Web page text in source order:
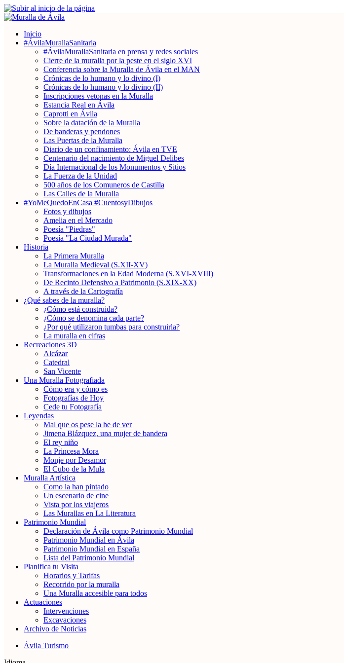
Inicio
#ÁvilaMurallaSanitaria
#ÁvilaMurallaSanitaria en prensa y redes sociales
Cierre de la muralla por la peste en el siglo XVI
Conferencia sobre la Muralla de Ávila en el MAN
Crónicas de lo humano y lo divino (I)
Crónicas de lo humano y lo divino (II)
Inscripciones vetonas en la Muralla
Estancia Real en Ávila
Caprotti en Ávila
Sobre la datación de la Muralla
De banderas y pendones
Las Puertas de la Muralla
Diario de un confinamiento: Ávila en TVE
Centenario del nacimiento de Miguel Delibes
Día Internacional de los Monumentos y Sitios
La Fuerza de la Unidad
500 años de los Comuneros de Castilla
Las Calles de la Muralla
#YoMeQuedoEnCasa #CuentosyDibujos
Fotos y dibujos
Amelia en el Mercado
Poesía "Piedras"
Poesía "La Ciudad Murada"
Historia
La Primera Muralla
La Muralla Medieval (S.XII-XV)
Transformaciones en la Edad Moderna (S.XVI-XVIII)
De Recinto Defensivo a Patrimonio (S.XIX-XX)
A través de la Cartografía
¿Qué sabes de la muralla?
¿Cómo está construida?
¿Cómo se denomina cada parte?
¿Por qué utilizaron tumbas para construirla?
La muralla en cifras
Recreaciones 3D
Alcázar
Catedral
San Vicente
Una Muralla Fotografiada
Cómo era y cómo es
Fotografías de Hoy
Cede tu Fotografía
Leyendas
Mal que os pese la he de ver
Jimena Blázquez, una mujer de bandera
El rey niño
La Princesa Mora
Monje por Desamor
El Cubo de la Mula
Muralla Artística
Como la han pintado
Un escenario de cine
Vista por los viajeros
Las Murallas en La Literatura
Patrimonio Mundial
Declaración de Ávila como Patrimonio Mundial
Patrimonio Mundial en Ávila
Patrimonio Mundial en España
Lista del Patrimonio Mundial
Planifica tu Visita
Horarios y Tarifas
Recorrido por la muralla
Una Muralla accesible para todos
Actuaciones
Intervenciones
Excavaciones
Archivo de Noticias
Ávila Turismo